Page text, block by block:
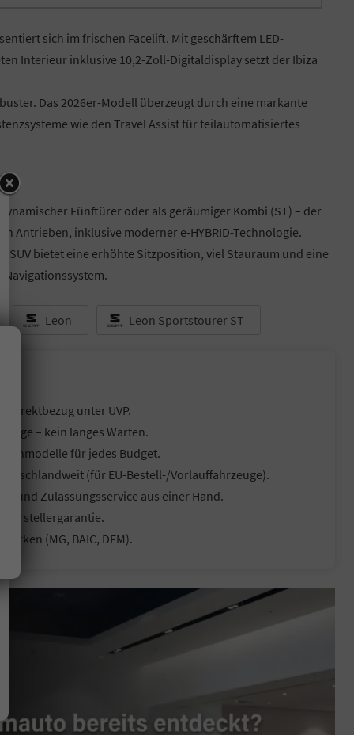
sich im frischen Facelift. Mit geschärftem LED-
Interieur inklusive 10,2-Zoll-Digitaldisplay setzt der Ibiza
Das 2026er-Modell überzeugt durch eine markante
wie den Travel Assist für teilautomatisiertes
Fünftürer oder als geräumiger Kombi (ST) – der
Antrieben, inklusive moderner e-HYBRID-Technologie.
bietet eine erhöhte Sitzposition, viel Stauraum und eine
Leon Leon Sportstourer ST
Direktbezug unter UVP.
– kein langes Warten.
für jedes Budget.
(für EU-Bestell-/Vorlauffahrzeuge).
und Zulassungsservice aus einer Hand.
Herstellergarantie.
(MG, BAIC, DFM).